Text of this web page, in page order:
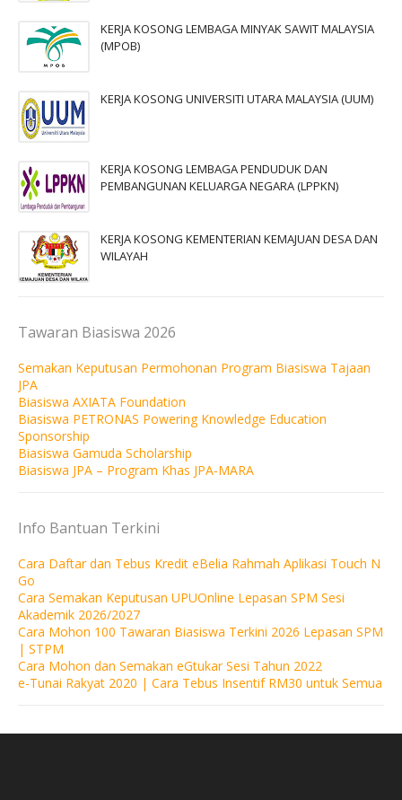
KERJA KOSONG LEMBAGA MINYAK SAWIT MALAYSIA
(MPOB)
KERJA KOSONG UNIVERSITI UTARA MALAYSIA (UUM)
KERJA KOSONG LEMBAGA PENDUDUK DAN
PEMBANGUNAN KELUARGA NEGARA (LPPKN)
KERJA KOSONG KEMENTERIAN KEMAJUAN DESA DAN
WILAYAH
Tawaran Biasiswa 2026
Semakan Keputusan Permohonan Program Biasiswa Tajaan
JPA
Biasiswa AXIATA Foundation
Biasiswa PETRONAS Powering Knowledge Education
Sponsorship
Biasiswa Gamuda Scholarship
Biasiswa JPA – Program Khas JPA-MARA
Info Bantuan Terkini
Cara Daftar dan Tebus Kredit eBelia Rahmah Aplikasi Touch N
Go
Cara Semakan Keputusan UPUOnline Lepasan SPM Sesi
Akademik 2026/2027
Cara Mohon 100 Tawaran Biasiswa Terkini 2026 Lepasan SPM
| STPM
Cara Mohon dan Semakan eGtukar Sesi Tahun 2022
e-Tunai Rakyat 2020 | Cara Tebus Insentif RM30 untuk Semua